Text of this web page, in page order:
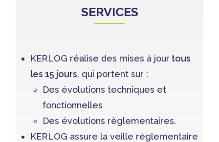
SERVICES
KERLOG réalise des mises à jour tous
les 15 jours, qui portent sur :
Des évolutions techniques et
fonctionnelles
Des évolutions règlementaires.
KERLOG assure la veille règlementaire